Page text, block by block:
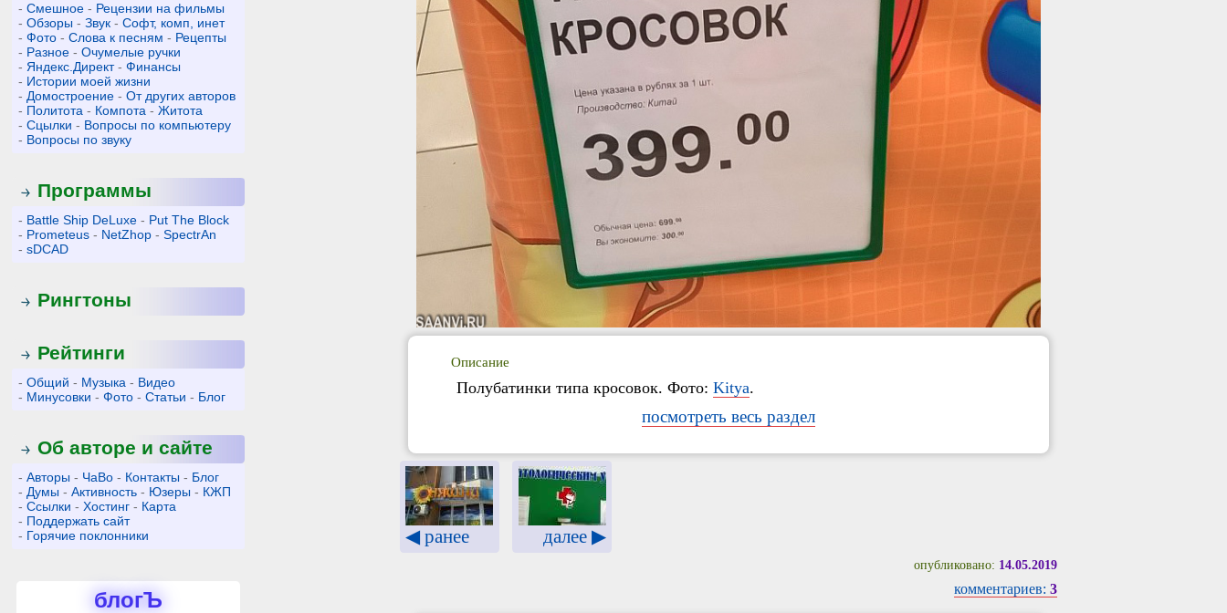
-Смешное - Рецензии на фильмы
-Обзоры -Звук -Софт, комп, инет
-Фото -Слова к песням - Рецепты
- Разное -Очумелые ручки
- Яндекс.Директ-Финансы
- Истории моей жизни
- Домостроение -От других авторов
- Политота - Компота -Житота
-Сцылки - Вопросы по компьютеру
- Вопросы по звуку
Программы
- Battle Ship DeLuxe - Put The Block
- Prometeus - NetZhop -SpectrAn
-sDCAD
Рингтоны
Рейтинги
-Общий - Музыка - Видео
- Минусовки -Фото -Статьи - Блог
Об авторе и сайте
-Авторы - ЧаВо - Контакты - Блог
- Думы -Активность - Юзеры - КЖП
-Ссылки -Хостинг - Карта
- Поддержать сайт
- Горячие поклонники
блогЪ
Описание
Полубатинки типа кросовок. Фото: Kitya.
посмотреть весь раздел
◀ ранее далее ▶
опубликовано: 14.05.2019
комментариев: 3